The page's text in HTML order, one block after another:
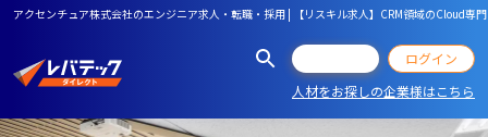
アクセンチュア株式会社のエンジニア求人・転職・採用 | 【リスキル求人】CRM領域のCloud専
ログイン
人材をお探しの企業様はこちら